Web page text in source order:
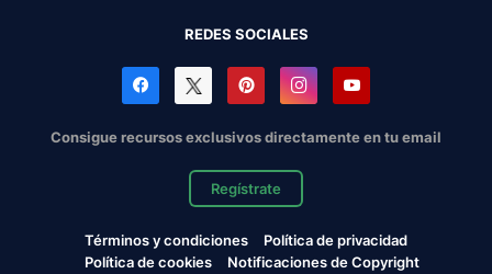
REDES SOCIALES
Consigue recursos exclusivos directamente en tu email
Regístrate
Términos y condiciones
Política de privacidad
Política de cookies
Notificaciones de Copyright